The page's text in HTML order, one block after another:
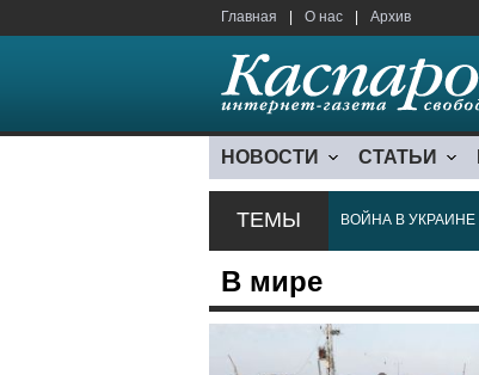
Главная О нас Архив
НОВОСТИ СТАТЬИ
ТЕМЫ ВОЙНА В УКРАИНЕ
В мире